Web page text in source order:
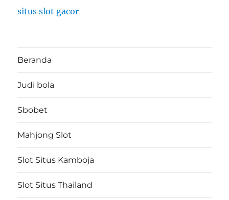
situs slot gacor
Beranda
Judi bola
Sbobet
Mahjong Slot
Slot Situs Kamboja
Slot Situs Thailand